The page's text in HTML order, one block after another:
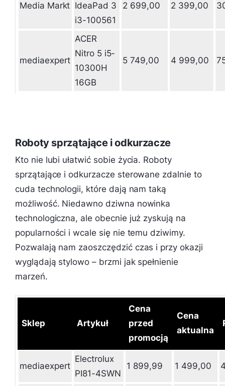
Media Markt IdeaPad 3
i3-100561
2 699,00 2 399,00
mediaexpert
ACER
Nitro 5 i5-
10300H
16GB
5 749,00 4 999,00
Roboty sprzątające i odkurzacze
Kto nie lubi ułatwić sobie życia. Roboty
sprzątające i odkurzacze sterowane zdalnie to
cuda technologii, które dają nam taką
możliwość. Niedawno dziwna nowinka
technologiczna, ale obecnie już zyskują na
popularności i wcale się nie temu dziwimy.
Pozwalają nam zaoszczędzić czas i przy okazji
wyglądają stylowo – brzmi jak spełnienie
marzeń.
Sklep Artykuł
Cena
przed
promocją
Cena
aktualna
mediaexpert
Electrolux
PI81-4SWN
1 899,99 1 499,00